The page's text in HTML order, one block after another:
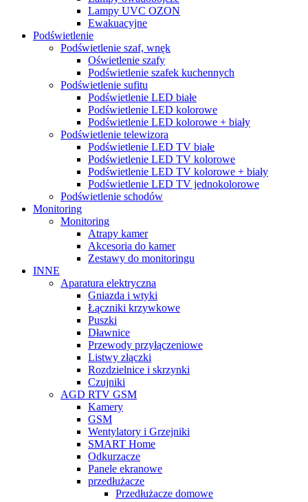
Lampy UVC OZON
Ewakuacyjne
Podświetlenie
Podświetlenie szaf, wnęk
Oświetlenie szafy
Podświetlenie szafek kuchennych
Podświetlenie sufitu
Podświetlenie LED białe
Podświetlenie LED kolorowe
Podświetlenie LED kolorowe + biały
Podświetlenie telewizora
Podświetlenie LED TV białe
Podświetlenie LED TV kolorowe
Podświetlenie LED TV kolorowe + biały
Podświetlenie LED TV jednokolorowe
Podświetlenie schodów
Monitoring
Monitoring
Atrapy kamer
Akcesoria do kamer
Zestawy do monitoringu
INNE
Aparatura elektryczna
Gniazda i wtyki
Łączniki krzywkowe
Puszki
Dławnice
Przewody przyłączeniowe
Listwy złączki
Rozdzielnice i skrzynki
Czujniki
AGD RTV GSM
Kamery
GSM
Wentylatory i Grzejniki
SMART Home
Odkurzacze
Panele ekranowe
przedłużacze
Przedłużacze domowe